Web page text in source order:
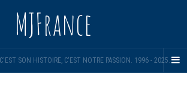
MJFrance
SON HISTOIRE, C'EST NOTRE PASSION. 1996 - 2025.